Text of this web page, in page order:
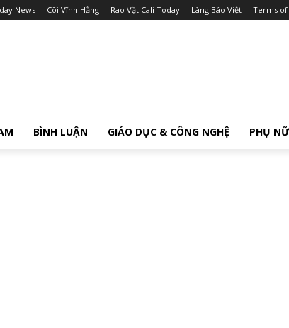
News Cõi Vĩnh Hằng Rao Vặt Cali Today Làng Báo Việt Terms of
BÌNH LUẬN GIÁO DỤC & CÔNG NGHỆ PHỤ NỮ